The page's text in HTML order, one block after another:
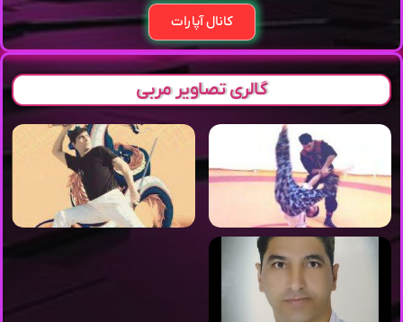
کانال آپارات
گالری تصاویر مربی